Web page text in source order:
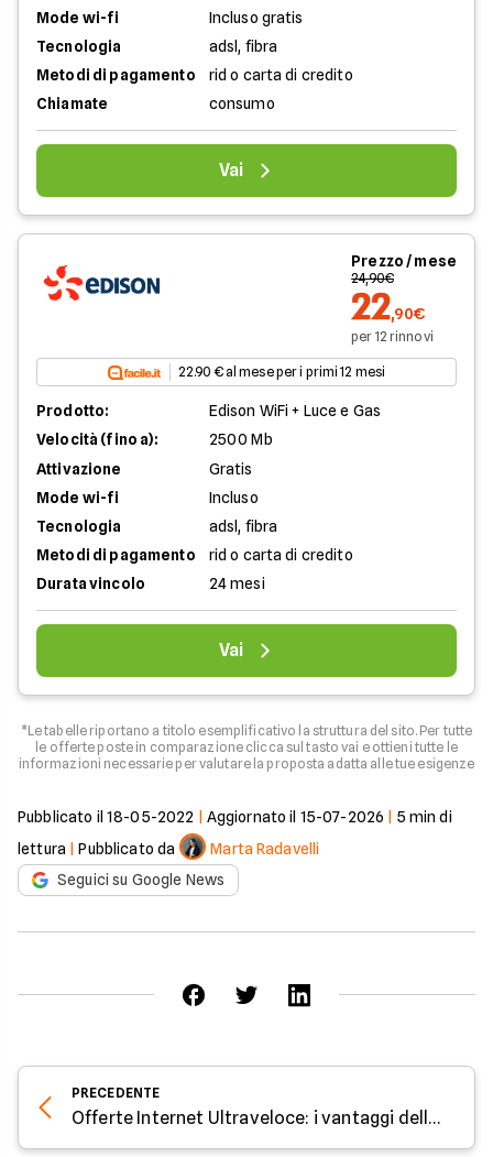
Mode wi-fi
Incluso gratis
Tecnologia
adsl, fibra
Metodi di pagamento
rid o carta di credito
Chiamate
consumo
Vai
Prezzo / mese
24,90€
22,90€
per 12 rinnovi
22.90 € al mese per i primi 12 mesi
Prodotto:
Edison WiFi + Luce e Gas
Velocità (fino a):
2500 Mb
Attivazione
Gratis
Mode wi-fi
Incluso
Tecnologia
adsl, fibra
Metodi di pagamento
rid o carta di credito
Durata vincolo
24 mesi
Vai
*Le tabelle riportano a titolo esemplificativo la struttura del sito. Per tutte
le offerte poste in comparazione clicca sul tasto vai e ottieni tutte le
informazioni necessarie per valutare la proposta adatta alle tue esigenze
Pubblicato il 18-05-2022 Aggiornato il 15-07-2026 5 min di
lettura |Pubblicato da
Marta Radavelli
Seguici su Google News
PRECEDENTE
Offerte Internet Ultraveloce: i vantaggi della consulenza telefonica